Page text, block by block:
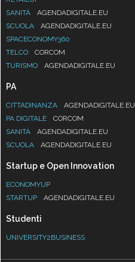
SANITÀ
AGENDADIGITALE.EU
SCUOLA
AGENDADIGITALE.EU
SPACECONOMY360
TELCO
CORCOM
TURISMO
AGENDADIGITALE.EU
PA
CITTADINANZA
AGENDADIGITALE.EU
PA DIGITALE
CORCOM
SANITÀ
AGENDADIGITALE.EU
SCUOLA
AGENDADIGITALE.EU
Startup e Open Innovation
ECONOMYUP
STARTUP
AGENDADIGITALE.EU
Studenti
UNIVERSITY2BUSINESS